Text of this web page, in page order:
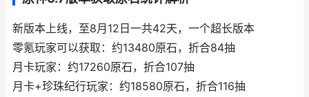
新版本上线，至8月12日一共42天，一个超长版本
零氪玩家可以获取：约13480原石，折合84抽
月卡玩家：约17260原石，折合107抽
月卡+珍珠纪行玩家：约18580原石，折合116抽